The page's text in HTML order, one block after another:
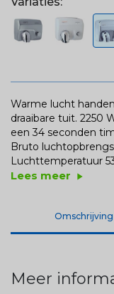
Warme lucht
draaibare tuit. 2250
een 34 seconden
Bruto
Luchttemperatuur
Lees meer play_arrow
Omschrijving
Meer